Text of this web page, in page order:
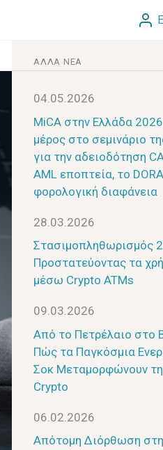
ΆΛΛΑ ΝΈΑ
04.05.2026
MiCA στην Ελλάδα
μέρος στο σεμινάριο
για την αδειοδότηση
AML εποπτεία, το
φορολογική διαφάνεια
28.03.2026
Στασιμοπληθωρισμός
Προστατεύοντας τα
μέσω Crypto ATMs
09.03.2026
Από το Πετρέλαιο στο
Πώς τα Παγκόσμια
Σοκ Μεταμορφώνουν
Crypto
06.02.2026
Απότομη Διόρθωση